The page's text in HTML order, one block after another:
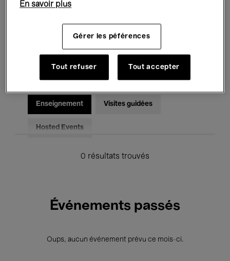
Musique électronique
Pour tous Kids’ Palace
Enseignement Visites guidées
Hosted Events
0 résultats trouvés
Événements passés
Oups, aucun événement prévu ce mois-ci.
En savoir plus
Gérer les péférences
Tout refuser Tout accepter